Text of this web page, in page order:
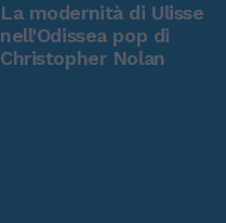
La modernità di Ulisse
nell'Odissea pop di
Christopher Nolan